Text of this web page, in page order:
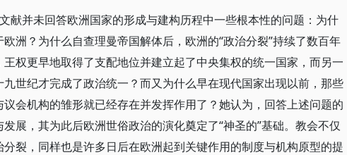
献并未回答欧洲国家的形成与建构历程中一些根本性的问题：为什
洲？为什么自查理曼帝国解体后，欧洲的“政治分裂”持续了数百年
权更早地取得了支配地位并建立起了中央集权的统一国家，而另一
世纪才完成了政治统一？而又为什么早在现代国家出现以前，那些
会机构的雏形就已经存在并发挥作用了？她认为，回答上述问题的
展，其为此后欧洲世俗政治的演化奠定了“神圣的”基础。教会不仅
裂，同样也是许多日后在欧洲起到关键作用的制度与机构原型的提